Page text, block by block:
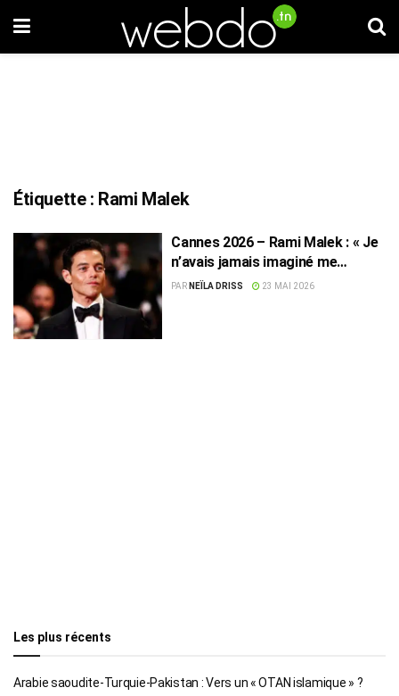
Étiquette : Rami Malek
Cannes 2026 – Rami Malek : « Je
n’avais jamais imaginé me
retrouver ici »
PAR NEÏLA DRISS 23 MAI 2026
Les plus récents
Arabie saoudite-Turquie-Pakistan : Vers un « OTAN islamique » ?